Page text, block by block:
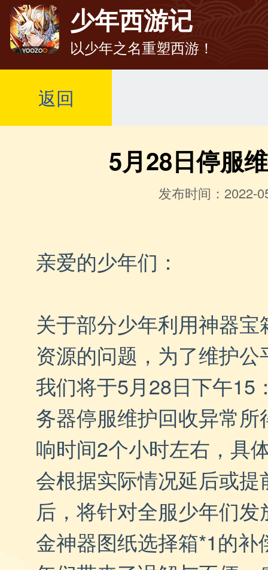
少年西游记
以少年之名重塑西游！
返回
5月28日停服
发布时间：2022-
亲爱的少年们：
关于部分少年利用神器
资源的问题，为了维护
我们将于5月28日下午15
务器停服维护回收异常所
响时间2个小时左右， 具
会根据实际情况延后或提
后，将针对全服少年们发
金神器图纸选择箱*1的补